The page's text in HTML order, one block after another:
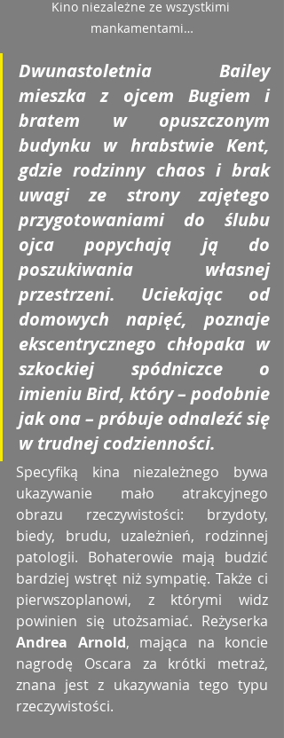
Kino niezależne ze wszystkimi
mankamentami…
Dwunastoletnia Bailey
mieszka z ojcem Bugiem i
bratem w opuszczonym
budynku w hrabstwie Kent,
gdzie rodzinny chaos i brak
uwagi ze strony zajętego
przygotowaniami do ślubu
ojca popychają ją do
poszukiwania własnej
przestrzeni. Uciekając od
domowych napięć, poznaje
ekscentrycznego chłopaka w
szkockiej spódniczce o
imieniu Bird, który – podobnie
jak ona – próbuje odnaleźć się
w trudnej codzienności.
Specyfiką kina niezależnego bywa
ukazywanie mało atrakcyjnego
obrazu rzeczywistości: brzydoty,
biedy, brudu, uzależnień, rodzinnej
patologii. Bohaterowie mają budzić
bardziej wstręt niż sympatię. Także ci
pierwszoplanowi, z którymi widz
Andrea Arnold, mająca na koncie
nagrodę Oscara za krótki metraż,
znana jest z ukazywania tego typu
rzeczywistości.